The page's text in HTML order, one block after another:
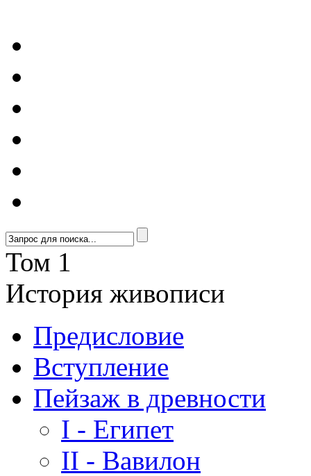
Том 1
История живописи
Предисловие
Вступление
Пейзаж в древности
I - Египет
II - Вавилон